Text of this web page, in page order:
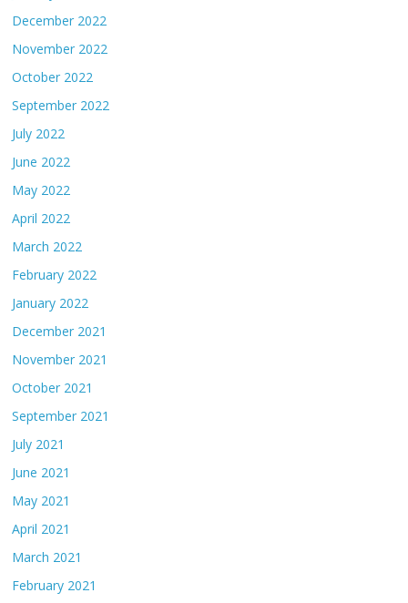
December 2022
November 2022
October 2022
September 2022
July 2022
June 2022
May 2022
April 2022
March 2022
February 2022
January 2022
December 2021
November 2021
October 2021
September 2021
July 2021
June 2021
May 2021
April 2021
March 2021
February 2021